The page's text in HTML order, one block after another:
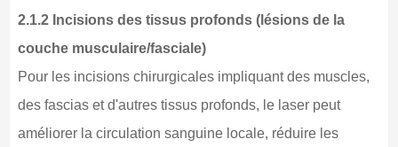
2.1.2 Incisions des tissus profonds (lésions de la
couche musculaire/fasciale)
Pour les incisions chirurgicales impliquant des muscles,
des fascias et d'autres tissus profonds, le laser peut
améliorer la circulation sanguine locale, réduire les